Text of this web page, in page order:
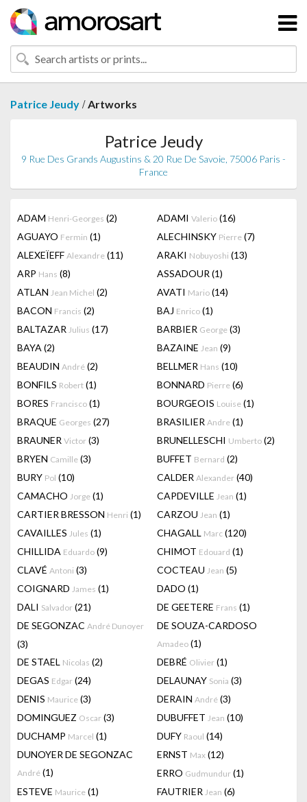
Patrice Jeudy /Artworks
Patrice Jeudy
9 Rue Des Grands Augustins & 20 Rue De Savoie, 75006 Paris -
France
ADAM Henri-Georges (2) ADAMI Valerio (16)
AGUAYO Fermin (1) ALECHINSKY Pierre (7)
ALEXEÏEFF Alexandre (11) ARAKI Nobuyoshi (13)
ARP Hans (8) ASSADOUR (1)
ATLAN Jean Michel (2) AVATI Mario (14)
BACON Francis (2) BAJ Enrico (1)
BALTAZAR Julius (17) BARBIER George (3)
BAYA (2) BAZAINE Jean (9)
BEAUDIN André (2) BELLMER Hans (10)
BONFILS Robert (1) BONNARD Pierre (6)
BORES Francisco (1) BOURGEOIS Louise (1)
BRAQUE Georges (27) BRASILIER Andre (1)
BRAUNER Victor (3) BRUNELLESCHI Umberto (2)
BRYEN Camille (3) BUFFET Bernard (2)
BURY Pol (10) CALDER Alexander (40)
CAMACHO Jorge (1) CAPDEVILLE Jean (1)
CARTIER BRESSON Henri (1) CARZOU Jean (1)
CAVAILLES Jules (1) CHAGALL Marc (120)
CHILLIDA Eduardo (9) CHIMOT Edouard (1)
CLAVÉ Antoni (3) COCTEAU Jean (5)
COIGNARD James (1) DADO (1)
DALI Salvador (21) DE GEETERE Frans (1)
DE SEGONZAC André Dunoyer
(3)
DE SOUZA-CARDOSO
Amadeo (1)
DE STAEL Nicolas (2) DEBRÉ Olivier (1)
DEGAS Edgar (24) DELAUNAY Sonia (3)
DENIS Maurice (3) DERAIN André (3)
DOMINGUEZ Oscar (3) DUBUFFET Jean (10)
DUCHAMP Marcel (1) DUFY Raoul (14)
DUNOYER DE SEGONZAC
André (1)
ERNST Max (12)
ERRO Gudmundur (1)
ESTEVE Maurice (1) FAUTRIER Jean (6)